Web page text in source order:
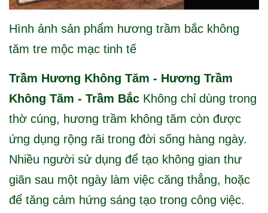
Hình ảnh sản phẩm hương trầm bắc không
tăm tre mộc mạc tinh tế
Trầm Hương Không Tăm - Hương Trầm
Không Tăm - Trầm Bắc Không chỉ dùng trong
thờ cúng, hương trầm không tăm còn được
ứng dụng rộng rãi trong đời sống hàng ngày.
Nhiều người sử dụng để tạo không gian thư
giãn sau một ngày làm việc căng thẳng, hoặc
để tăng cảm hứng sáng tạo trong công việc.